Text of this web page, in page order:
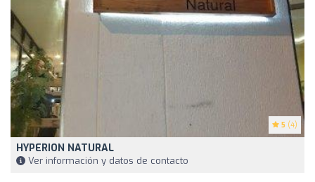
5 (4)
HYPERION NATURAL
Ver información y datos de contacto